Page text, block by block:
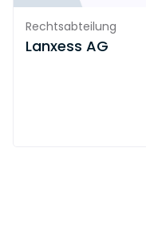
Rechtsabteilung
Lanxess AG